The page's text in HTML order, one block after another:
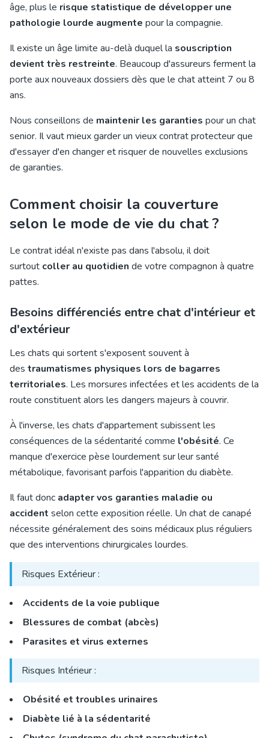
âge, plus le risque statistique de développer une
pathologie lourde augmente pour la compagnie.
Il existe un âge limite au-delà duquel la souscription
devient très restreinte. Beaucoup d'assureurs ferment la
porte aux nouveaux dossiers dès que le chat atteint 7 ou 8
ans.
Nous conseillons de maintenir les garanties pour un chat
senior. Il vaut mieux garder un vieux contrat protecteur que
d'essayer d'en changer et risquer de nouvelles exclusions
de garanties.
Comment choisir la couverture
selon le mode de vie du chat ?
Le contrat idéal n'existe pas dans l'absolu, il doit
surtout coller au quotidien de votre compagnon à quatre
pattes.
Besoins différenciés entre chat d'intérieur et
d'extérieur
Les chats qui sortent s'exposent souvent à
des traumatismes physiques lors de bagarres
territoriales. Les morsures infectées et les accidents de la
route constituent alors les dangers majeurs à couvrir.
À l'inverse, les chats d'appartement subissent les
conséquences de la sédentarité comme l'obésité. Ce
manque d'exercice pèse lourdement sur leur santé
métabolique, favorisant parfois l'apparition du diabète.
Il faut donc adapter vos garanties maladie ou
accident selon cette exposition réelle. Un chat de canapé
nécessite généralement des soins médicaux plus réguliers
que des interventions chirurgicales lourdes.
Risques Extérieur :
Accidents de la voie publique
Blessures de combat (abcès)
Parasites et virus externes
Risques Intérieur :
Obésité et troubles urinaires
Diabète lié à la sédentarité